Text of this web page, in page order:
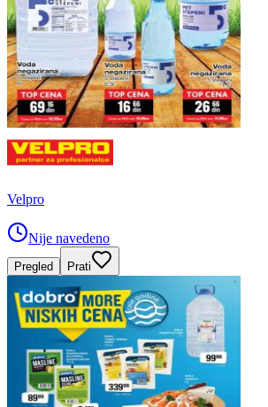
Velpro
Nije navedeno
Pregled Prati